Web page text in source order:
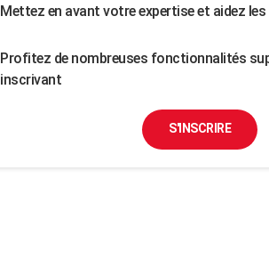
Mettez en avant votre expertise et aidez
Profitez de nombreuses fonctionnalités
inscrivant
S'INSCRIRE